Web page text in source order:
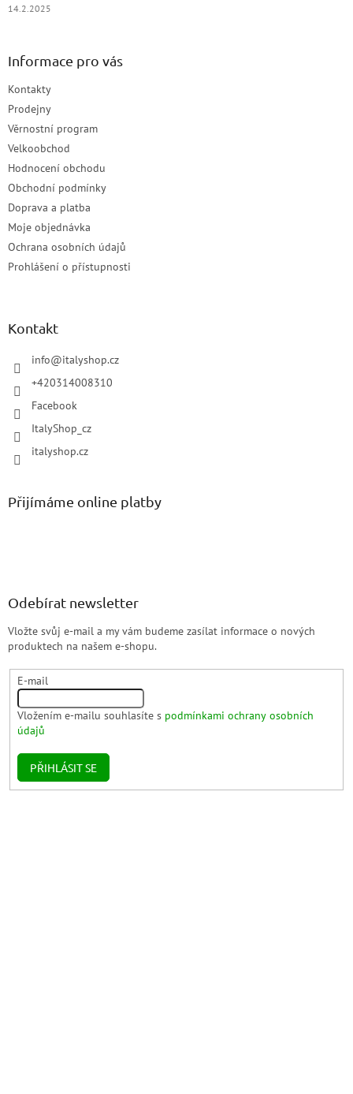
14.2.2025
Informace pro vás
Kontakty
Prodejny
Věrnostní program
Velkoobchod
Hodnocení obchodu
Obchodní podmínky
Doprava a platba
Moje objednávka
Ochrana osobních údajů
Prohlášení o přístupnosti
Kontakt
info@italyshop.cz
+420314008310
Facebook
ItalyShop_cz
italyshop.cz
Přijímáme online platby
Odebírat newsletter
Vložte svůj e-mail a my vám budeme zasílat informace o nových
produktech na našem e-shopu.
E-mail
Vložením e-mailu souhlasíte s podmínkami ochrany osobních
údajů
PŘIHLÁSIT SE